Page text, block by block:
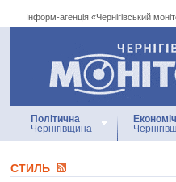
Інформ-агенція «Чернігівський
Інформ-агенція
«Чернігівський
Політична
Чернігівщина
СТИЛЬ